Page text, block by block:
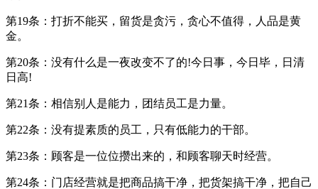
第19条：打折不能买，留货是贪污，贪心不值得，人品是黄
金。
第20条：没有什么是一夜改变不了的!今日事，今日毕，日清
日高!
第21条：相信别人是能力，团结员工是力量。
第22条：没有提素质的员工，只有低能力的干部。
第23条：顾客是一位位攒出来的，和顾客聊天时经营。
第24条：门店经营就是把商品搞干净，把货架搞干净，把自己